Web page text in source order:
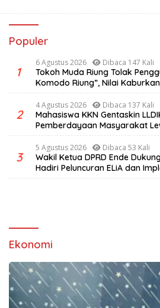
Populer
1
6 Agustus 2026 Dibaca 147 Kali
Tokoh Muda Riung Tolak
Komodo Riung”, Nilai
2
4 Agustus 2026 Dibaca 137 Kali
Mahasiswa KKN Gentaskin
Pemberdayaan Masyarakat
Pengolahan Hasil Alam di Desa
3
5 Agustus 2026 Dibaca 53 Kali
Wakil Ketua DPRD Ende
Hadiri Peluncuran ELiA dan
Ekonomi